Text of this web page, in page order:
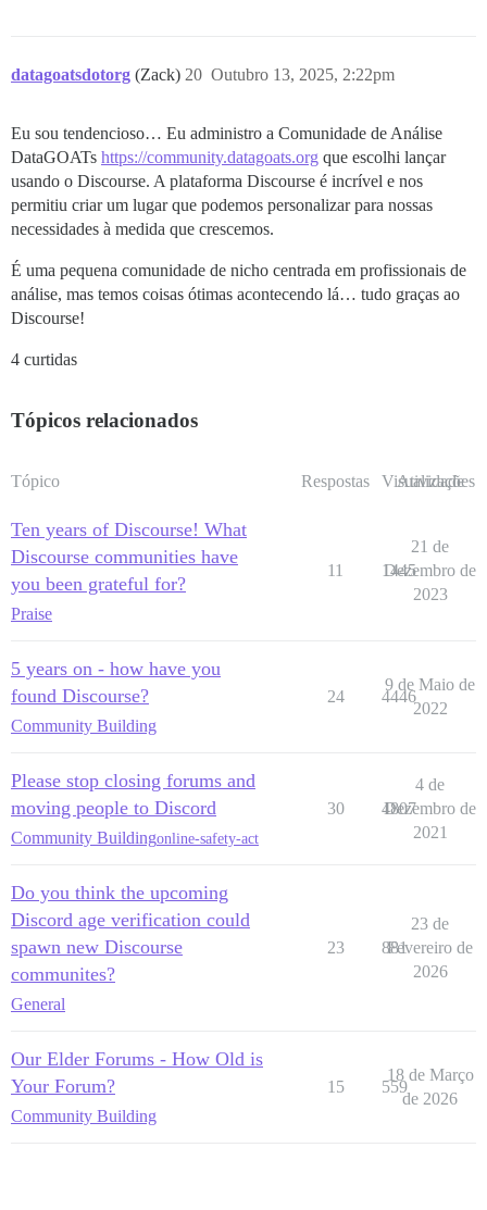
datagoatsdotorg (Zack) Outubro 13, 2025, 2:22pm
20
Eu sou tendencioso… Eu administro a Comunidade de Análise
DataGOATs https://community.datagoats.org que escolhi lançar
usando o Discourse. A plataforma Discourse é incrível e nos
permitiu criar um lugar que podemos personalizar para nossas
necessidades à medida que crescemos.
É uma pequena comunidade de nicho centrada em profissionais de
análise, mas temos coisas ótimas acontecendo lá… tudo graças ao
Discourse!
4 curtidas
Tópicos relacionados
Tópico Respostas Visualizações
Atividade
Ten years of Discourse! What
Discourse communities have
you been grateful for?
Praise
11 1445
21 de
Dezembro de
2023
5 years on - how have you
found Discourse?
Community Building
24 4446
9 de Maio de
2022
Please stop closing forums and
moving people to Discord
Community Buildingonline-safety-act
30 4807
4 de
Dezembro de
2021
Do you think the upcoming
Discord age verification could
spawn new Discourse
communites?
General
23 881
23 de
Fevereiro de
2026
Our Elder Forums - How Old is
Your Forum?
Community Building
15 559
18 de Março
de 2026